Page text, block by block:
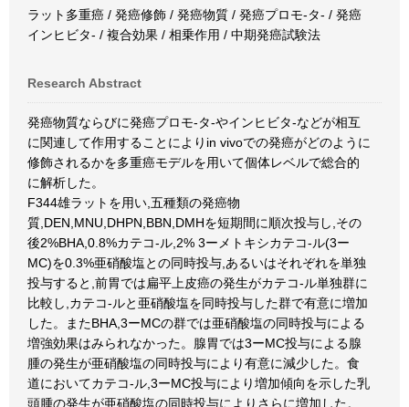
ラット多重癌 / 発癌修飾 / 発癌物質 / 発癌プロモ-タ- / 発癌
インヒビタ- / 複合効果 / 相乗作用 / 中期発癌試験法
Research Abstract
発癌物質ならびに発癌プロモ-タ-やインヒビタ-などが相互
に関連して作用することによりin vivoでの発癌がどのように
修飾されるかを多重癌モデルを用いて個体レベルで総合的
に解析した。
F344雄ラットを用い,五種類の発癌物
質,DEN,MNU,DHPN,BBN,DMHを短期間に順次投与し,その
後2%BHA,0.8%カテコ-ル,2% 3ーメトキシカテコ-ル(3ー
MC)を0.3%亜硝酸塩との同時投与,あるいはそれぞれを単独
投与すると,前胃では扁平上皮癌の発生がカテコ-ル単独群に
比較し,カテコ-ルと亜硝酸塩を同時投与した群で有意に増加
した。またBHA,3ーMCの群では亜硝酸塩の同時投与による
増強効果はみられなかった。腺胃では3ーMC投与による腺
腫の発生が亜硝酸塩の同時投与により有意に減少した。食
道においてカテコ-ル,3ーMC投与により増加傾向を示した乳
頭腫の発生が亜硝酸塩の同時投与によりさらに増加した。